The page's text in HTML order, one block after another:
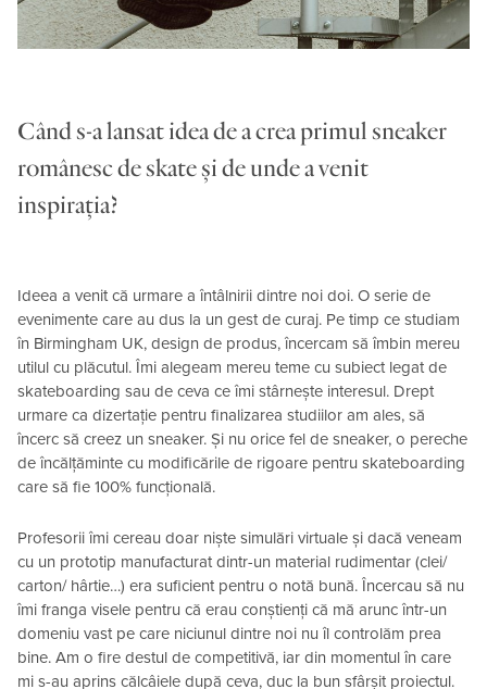
Când s-a lansat idea de a crea primul sneaker
românesc de skate și de unde a venit
inspirația?
Ideea a venit că urmare a întâlnirii dintre noi doi. O serie de
evenimente care au dus la un gest de curaj. Pe timp ce studiam
în Birmingham UK, design de produs, încercam să îmbin mereu
utilul cu plăcutul. Îmi alegeam mereu teme cu subiect legat de
skateboarding sau de ceva ce îmi stârnește interesul. Drept
urmare ca dizertație pentru finalizarea studiilor am ales, să
încerc să creez un sneaker. Și nu orice fel de sneaker, o pereche
de încălțăminte cu modificările de rigoare pentru skateboarding
care să fie 100% funcțională.
Profesorii îmi cereau doar niște simulări virtuale și dacă veneam
cu un prototip manufacturat dintr-un material rudimentar (clei/
carton/ hârtie…) era suficient pentru o notă bună. Încercau să nu
îmi franga visele pentru că erau conștienți că mă arunc într-un
domeniu vast pe care niciunul dintre noi nu îl controlăm prea
bine. Am o fire destul de competitivă, iar din momentul în care
mi s-au aprins călcâiele după ceva, duc la bun sfârșit proiectul.